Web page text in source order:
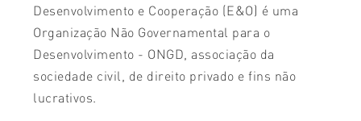
Desenvolvimento e Cooperação (E&O) é uma
Organização Não Governamental para o
Desenvolvimento - ONGD, associação da
sociedade civil, de direito privado e fins não
lucrativos.